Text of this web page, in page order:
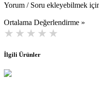
Yorum / Soru ekleyebilmek
Ortalama Değerlendirme »
İlgili Ürünler